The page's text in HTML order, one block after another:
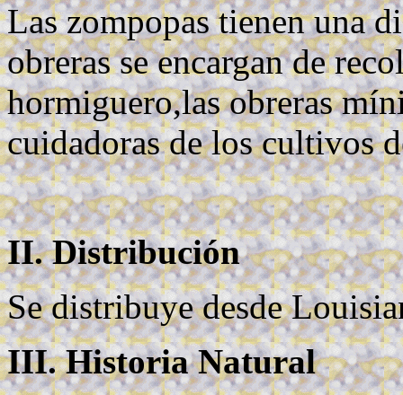
Las zompopas tienen una
obreras se encargan de
hormiguero,las obreras
cuidadoras de los cultivos
II. Distribución
Se distribuye desde
III. Historia Natural